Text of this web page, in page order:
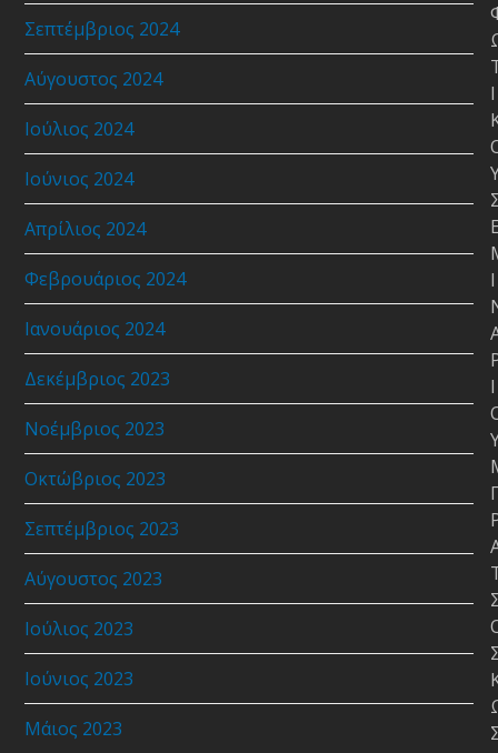
Σεπτέμβριος 2024
Αύγουστος 2024
Ιούλιος 2024
Ιούνιος 2024
Απρίλιος 2024
Φεβρουάριος 2024
Ιανουάριος 2024
Δεκέμβριος 2023
Νοέμβριος 2023
Οκτώβριος 2023
Σεπτέμβριος 2023
Αύγουστος 2023
Ιούλιος 2023
Ιούνιος 2023
Μάιος 2023
Ι
Ι
Ι